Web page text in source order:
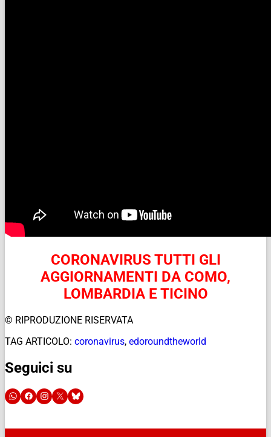
CORONAVIRUS TUTTI GLI
AGGIORNAMENTI DA COMO,
LOMBARDIA E TICINO
© RIPRODUZIONE RISERVATA
TAG ARTICOLO: coronavirus, edoroundtheworld
Seguici su